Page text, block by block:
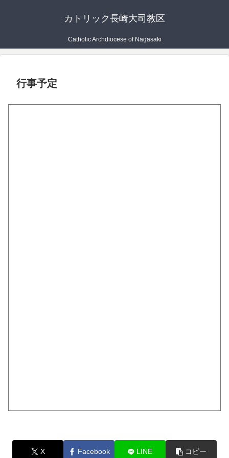
カトリック長崎大司教区
Catholic Archdiocese of Nagasaki
行事予定
X Facebook LINE コピー